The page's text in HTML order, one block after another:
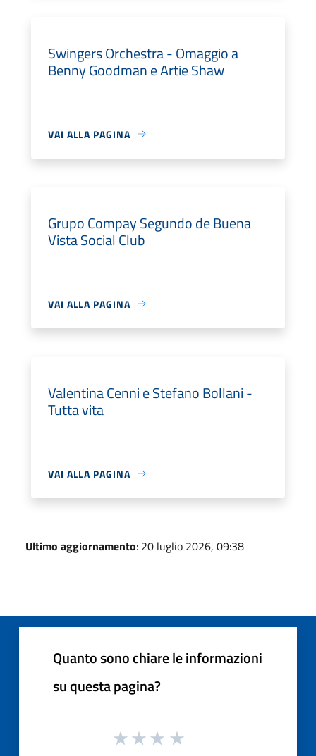
Swingers Orchestra - Omaggio a
Benny Goodman e Artie Shaw
VAI ALLA PAGINA
Grupo Compay Segundo de Buena
Vista Social Club
VAI ALLA PAGINA
Valentina Cenni e Stefano Bollani -
Tutta vita
VAI ALLA PAGINA
Ultimo aggiornamento: 20 luglio 2026, 09:38
Quanto sono chiare le informazioni
su questa pagina?